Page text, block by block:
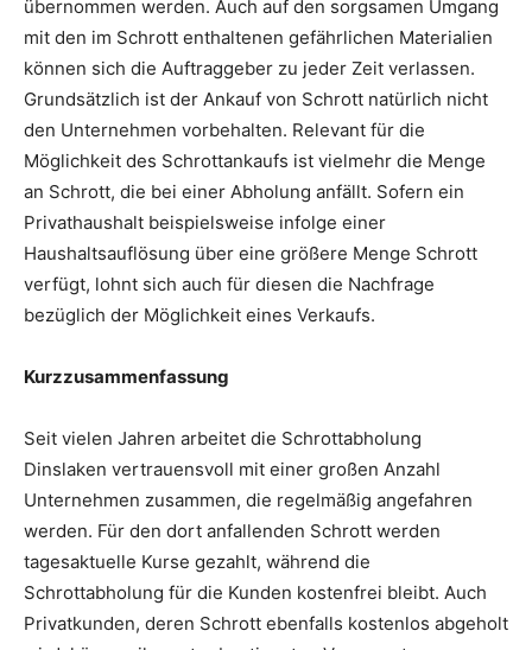
übernommen werden. Auch auf den sorgsamen Umgang
mit den im Schrott enthaltenen gefährlichen Materialien
können sich die Auftraggeber zu jeder Zeit verlassen.
Grundsätzlich ist der Ankauf von Schrott natürlich nicht
den Unternehmen vorbehalten. Relevant für die
Möglichkeit des Schrottankaufs ist vielmehr die Menge
an Schrott, die bei einer Abholung anfällt. Sofern ein
Privathaushalt beispielsweise infolge einer
Haushaltsauflösung über eine größere Menge Schrott
verfügt, lohnt sich auch für diesen die Nachfrage
bezüglich der Möglichkeit eines Verkaufs.
Kurzzusammenfassung
Seit vielen Jahren arbeitet die Schrottabholung
Dinslaken vertrauensvoll mit einer großen Anzahl
Unternehmen zusammen, die regelmäßig angefahren
werden. Für den dort anfallenden Schrott werden
tagesaktuelle Kurse gezahlt, während die
Schrottabholung für die Kunden kostenfrei bleibt. Auch
Privatkunden, deren Schrott ebenfalls kostenlos abgeholt